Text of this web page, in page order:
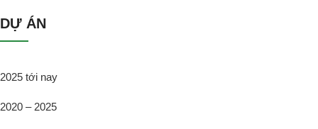
DỰ ÁN
2025 tới nay
2020 – 2025